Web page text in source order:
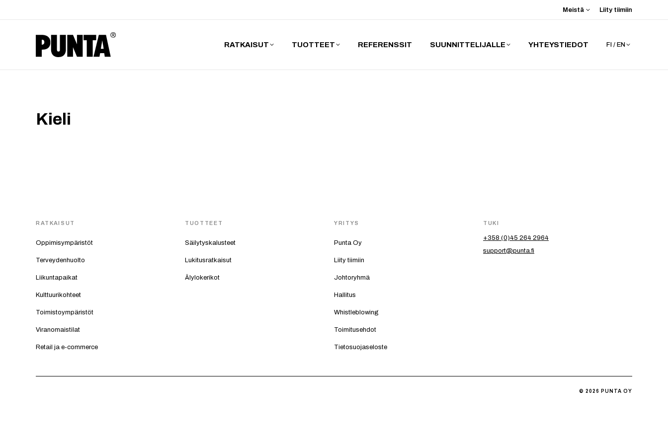
Meistä Liity tiimiin
RATKAISUT TUOTTEET REFERENSSIT SUUNNITTELIJALLE YHTEYSTIEDOT FI / EN
Kieli
RATKAISUT
Oppimisympäristöt
Terveydenhuolto
Liikuntapaikat
Kulttuurikohteet
Toimistoympäristöt
Viranomaistilat
Retail ja e-commerce
TUOTTEET
Säilytyskalusteet
Lukitusratkaisut
Älylokerikot
YRITYS
Punta Oy
Liity tiimiin
Johtoryhmä
Hallitus
Whistleblowing
Toimitusehdot
Tietosuojaseloste
TUKI
+358 (0)45 264 2964
support@punta.fi
© 2026 PUNTA OY